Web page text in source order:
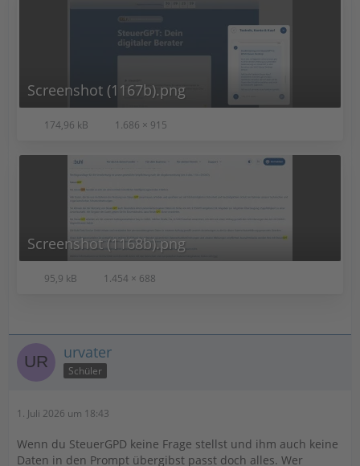
Screenshot (1167b).png
174,96 kB 1.686 × 915
Screenshot (1168b).png
95,9 kB 1.454 × 688
urvater
Schüler
1. Juli 2026 um 18:43
Wenn du SteuerGPD keine Frage stellst und ihm auch keine
Daten in den Prompt übergibst passt doch alles. Wer